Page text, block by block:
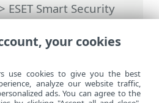
ESET Smart Security
ESET Smart Security
>Asetukset>
your cookies
use cookies to give you the best
analyze our website traffic,
ads. You can agree to the